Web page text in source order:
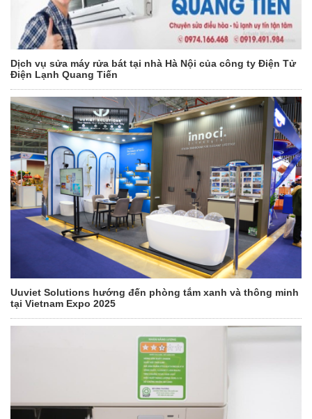
Dịch vụ sửa máy rửa bát tại nhà Hà Nội của công ty Điện Tử
Điện Lạnh Quang Tiến
Uuviet Solutions hướng đến phòng tắm xanh và thông minh
tại Vietnam Expo 2025